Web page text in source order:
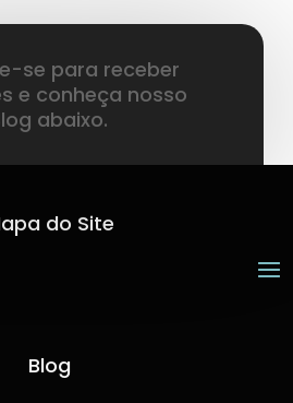
se para receber
e conheça nosso
abaixo.
do Site
Blog